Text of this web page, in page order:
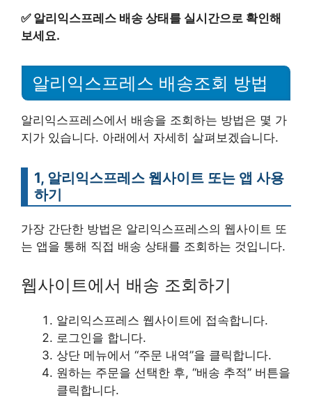
✅ 알리익스프레스 배송 상태를 실시간으로 확인해
보세요.
알리익스프레스 배송조회 방법
알리익스프레스에서 배송을 조회하는 방법은 몇 가
지가 있습니다. 아래에서 자세히 살펴보겠습니다.
1, 알리익스프레스 웹사이트 또는 앱 사용
하기
가장 간단한 방법은 알리익스프레스의 웹사이트 또
는 앱을 통해 직접 배송 상태를 조회하는 것입니다.
웹사이트에서 배송 조회하기
알리익스프레스 웹사이트에 접속합니다.
로그인을 합니다.
상단 메뉴에서 “주문 내역”을 클릭합니다.
원하는 주문을 선택한 후, “배송 추적” 버튼을
클릭합니다.